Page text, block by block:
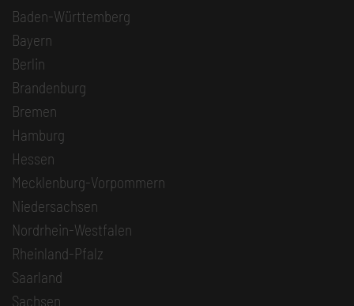
Baden-Württemberg
Bayern
Berlin
Brandenburg
Bremen
Hamburg
Hessen
Mecklenburg-Vorpommern
Niedersachsen
Nordrhein-Westfalen
Rheinland-Pfalz
Saarland
Sachsen